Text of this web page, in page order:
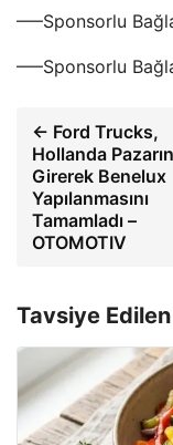
—–Sponsorlu
—–Sponsorlu
← Ford Trucks,
Hollanda
Girerek Benelux
Yapılanmasını
Tamamladı –
OTOMOTIV
Tavsiye